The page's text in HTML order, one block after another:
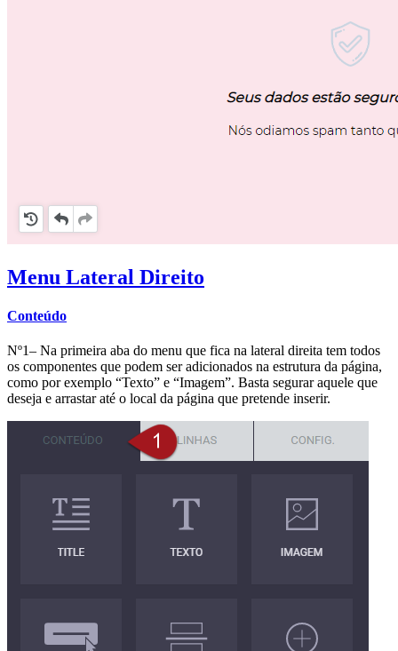
Menu Lateral Direito
Conteúdo
Nº1– Na primeira aba do menu que fica na lateral direita tem todos
os componentes que podem ser adicionados na estrutura da página,
como por exemplo “Texto” e “Imagem”. Basta segurar aquele que
deseja e arrastar até o local da página que pretende inserir.